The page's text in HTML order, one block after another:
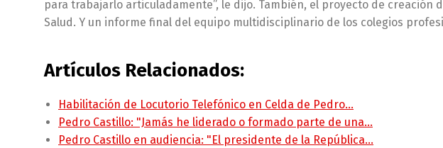
para trabajarlo articuladamente”, le dijo. También, el proyecto de creación
Salud. Y un informe final del equipo multidisciplinario de los colegios
Artículos Relacionados:
Habilitación de Locutorio Telefónico en Celda de Pedro…
Pedro Castillo: "Jamás he liderado o formado parte de una…
Pedro Castillo en audiencia: "El presidente de la República…